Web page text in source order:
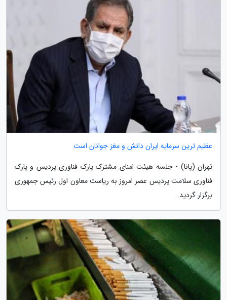
عظیم ترین سرمایه ایران دانش و مغز جوانان است
تهران (پانا) - جلسه هیئت امنای مشترک پارک فناوری پردیس و پارک
فناوری سلامت پردیس عصر امروز به ریاست معاون اول رئیس جمهوری
برگزار گردید.